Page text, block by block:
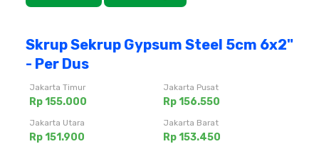
Skrup Sekrup Gypsum Steel 5cm 6x2"
- Per Dus
Jakarta Timur
Rp 155.000
Jakarta Pusat
Rp 156.550
Jakarta Utara
Rp 151.900
Jakarta Barat
Rp 153.450